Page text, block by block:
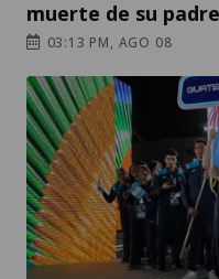
muerte de su padre
03:13 PM, AGO 08